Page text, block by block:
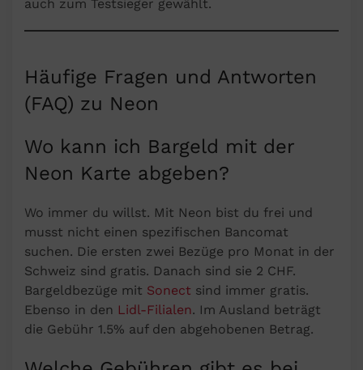
auch zum Testsieger gewählt.
Häufige Fragen und Antworten
(FAQ) zu Neon
Wo kann ich Bargeld mit der
Neon Karte abgeben?
Wo immer du willst. Mit Neon bist du frei und
musst nicht einen spezifischen Bancomat
suchen. Die ersten zwei Bezüge pro Monat in der
Schweiz sind gratis. Danach sind sie 2 CHF.
Bargeldbezüge mit Sonect sind immer gratis.
Ebenso in den Lidl-Filialen. Im Ausland beträgt
die Gebühr 1.5% auf den abgehobenen Betrag.